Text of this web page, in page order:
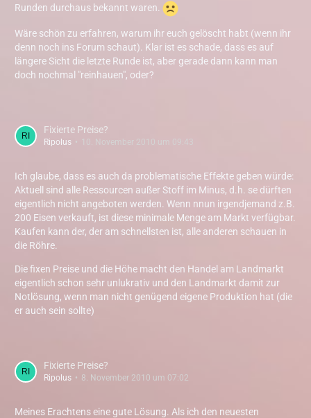
Runden durchaus bekannt waren.
Wäre schön zu erfahren, warum ihr euch gelöscht habt (wenn ihr
denn noch ins Forum schaut). Klar ist es schade, dass es auf
längere Sicht die letzte Runde ist, aber gerade dann kann man
doch nochmal "reinhauen", oder?
Fixierte Preise?
Ripolus 10. November 2010 um 09:43
Ich glaube, dass es auch da problematische Effekte geben würde:
Aktuell sind alle Ressourcen außer Stoff im Minus, d.h. se dürften
eigentlich nicht angeboten werden. Wenn nnun irgendjemand z.B.
200 Eisen verkauft, ist diese minimale Menge am Markt verfügbar.
Kaufen kann der, der am schnellsten ist, alle anderen schauen in
die Röhre.
Die fixen Preise und die Höhe macht den Handel am Landmarkt
eigentlich schon sehr unlukrativ und den Landmarkt damit zur
Notlösung, wenn man nicht genügend eigene Produktion hat (die
er auch sein sollte)
Fixierte Preise?
Ripolus 8. November 2010 um 07:02
Meines Erachtens eine gute Lösung. Als ich den neuesten